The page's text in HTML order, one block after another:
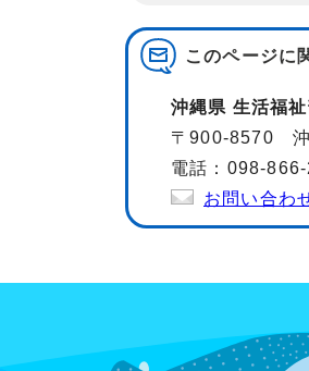
このページに
沖縄県 生活福
〒900-8570 沖
電話：098-
お問い合わ